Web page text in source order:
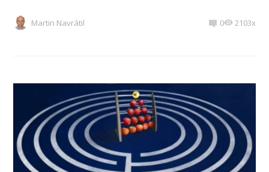
Martin Navrátil 0 2103x